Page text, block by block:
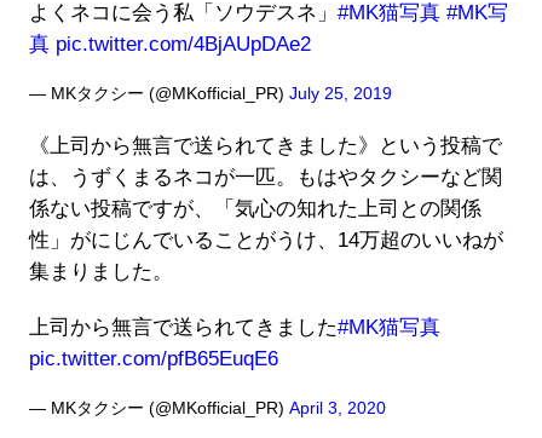
よくネコに会う私「ソウデスネ」 #MK猫写真 #MK写
真 pic.twitter.com/4BjAUpDAe2
— MKタクシー (@MKofficial_PR) July 25, 2019
《上司から無言で送られてきました》という投稿で
は、うずくまるネコが一匹。もはやタクシーなど関
係ない投稿ですが、「気心の知れた上司との関係
性」がにじんでいることがうけ、14万超のいいねが
集まりました。
上司から無言で送られてきました#MK猫写真
pic.twitter.com/pfB65EuqE6
— MKタクシー (@MKofficial_PR) April 3, 2020